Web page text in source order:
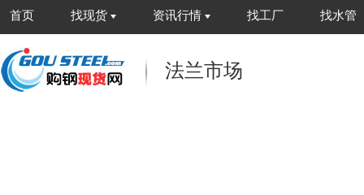
首页 找现货 资讯行情 找工厂 找水管
法兰市场